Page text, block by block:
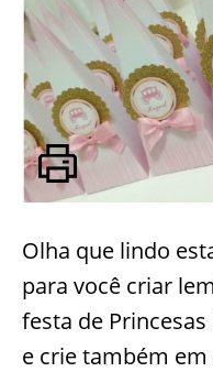
Olha que lindo
para você criar
festa de
e crie também em